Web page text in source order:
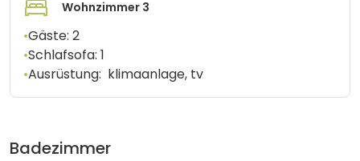
Wohnzimmer 3
•Gäste: 2
•Schlafsofa: 1
•Ausrüstung: klimaanlage, tv
Badezimmer